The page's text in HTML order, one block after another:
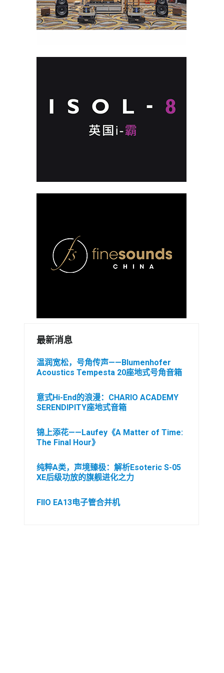
最新消息
温润宽松，号角传声——Blumenhofer
Acoustics Tempesta 20座地式号角音箱
意式Hi-End的浪漫：CHARIO ACADEMY
SERENDIPITY座地式音箱
锦上添花——Laufey《A Matter of Time:
The Final Hour》
纯粹A类，声境臻极：解析Esoteric S-05
XE后级功放的旗舰进化之力
FIIO EA13电子管合并机